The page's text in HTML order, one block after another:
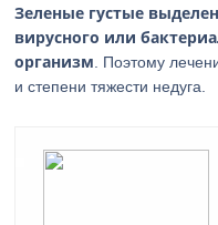
Зеленые густые
вирусного или
организм . Поэтому
и степени тяжести недуга.